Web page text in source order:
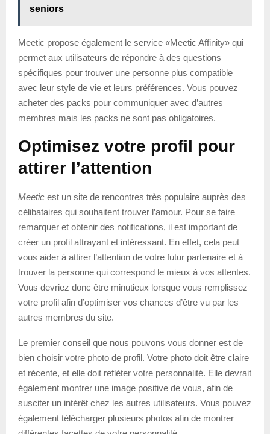
seniors
Meetic propose également le service «Meetic Affinity» qui
permet aux utilisateurs de répondre à des questions
spécifiques pour trouver une personne plus compatible
avec leur style de vie et leurs préférences. Vous pouvez
acheter des packs pour communiquer avec d’autres
membres mais les packs ne sont pas obligatoires.
Optimisez votre profil pour
attirer l’attention
Meetic est un site de rencontres très populaire auprès des
célibataires qui souhaitent trouver l’amour. Pour se faire
remarquer et obtenir des notifications, il est important de
créer un profil attrayant et intéressant. En effet, cela peut
vous aider à attirer l’attention de votre futur partenaire et à
trouver la personne qui correspond le mieux à vos attentes.
Vous devriez donc être minutieux lorsque vous remplissez
votre profil afin d’optimiser vos chances d’être vu par les
autres membres du site.
Le premier conseil que nous pouvons vous donner est de
bien choisir votre photo de profil. Votre photo doit être claire
et récente, et elle doit refléter votre personnalité. Elle devrait
également montrer une image positive de vous, afin de
susciter un intérêt chez les autres utilisateurs. Vous pouvez
également télécharger plusieurs photos afin de montrer